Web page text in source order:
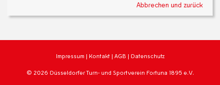
Abbrechen und zurück
Impressum | Kontakt | AGB | Datenschutz
© 2026 Düsseldorfer Turn- und Sportverein Fortuna 1895 e.V.